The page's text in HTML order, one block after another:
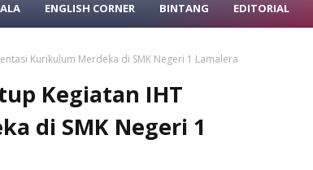
ENGLISH CORNER BINTANG EDITORIAL
Kurikulum Merdeka di SMK Negeri 1 Lamalera
Kegiatan IHT
di SMK Negeri 1